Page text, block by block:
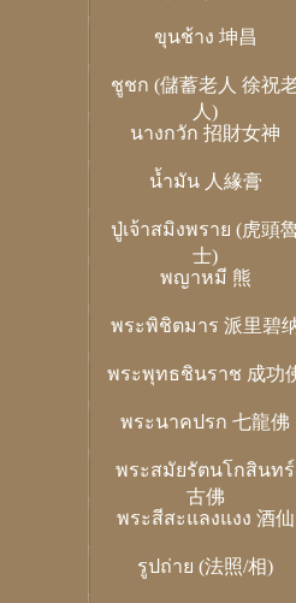
ขุนช้าง 坤昌
ชูชก (儲蓄老人 徐祝
人)
นางกวัก 招財女神
น้ำมัน 人緣膏
ปู่เจ้าสมิงพราย (虎頭
士)
พญาหมี 熊
พระพิชิตมาร 派里碧
พระพุทธชินราช 成功
พระนาคปรก 七龍佛
พระสมัยรัตนโกสินทร์
古佛
พระสีสะแลงแงง 酒仙
รูปถ่าย (法照/相)